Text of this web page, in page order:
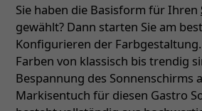
Sie haben die Basisform für Ihren
gewählt? Dann starten Sie am
Konfigurieren der
Farben von klassisch bis trendig
Bespannung des Sonnenschirms
Markisentuch für diesen Gastro